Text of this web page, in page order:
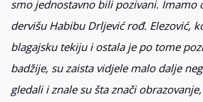
smo jednostavno bili pozivani. Imamo
dervišu Habibu Drljević rođ. Elezović,
blagajsku tekiju i ostala je po tome
badžije, su zaista vidjele malo dalje
gledali i znale su šta znači